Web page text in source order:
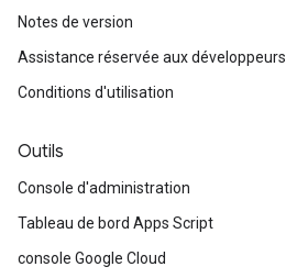
Notes de version
Assistance réservée aux développeurs
Conditions d'utilisation
Outils
Console d'administration
Tableau de bord Apps Script
console Google Cloud